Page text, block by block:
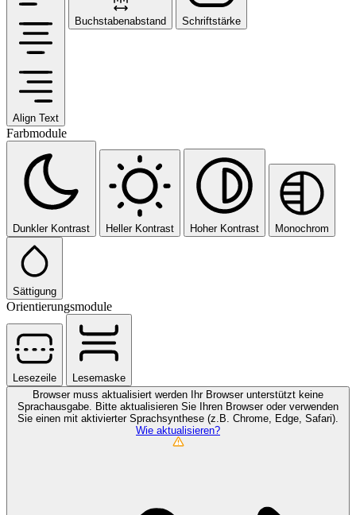
Align Text
Buchstabenabstand Schriftstärke
Farbmodule
Dunkler Kontrast Heller Kontrast Hoher Kontrast Monochrom
Sättigung
Orientierungsmodule
Lesezeile
Lesemaske
Browser muss aktualisiert werden
Ihr Browser unterstützt keine
Sprachausgabe. Bitte aktualisieren Sie Ihren Browser oder verwenden
Sie einen mit aktivierter Sprachsynthese (z.B. Chrome, Edge, Safari).
Wie aktualisieren?